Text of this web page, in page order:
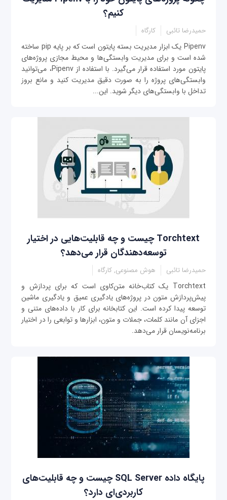
کنیم؟
حمیدرضا تائبی کارگاه
Pipenv یک ابزار مدیریت بسته پایتون است که بر پایه pip ساخته
شده است و برای مدیریت وابستگی‌ها و محیط مجازی پروژه‌های
پایتون مورد استفاده قرار می‌گیرد. با استفاده از Pipenv، می‌توانید
وابستگی‌های پروژه را به صورت دقیق مدیریت کنید و مانع بروز
تداخل با وابستگی‌های دیگر شوید. این...
Torchtext چیست و چه قابلیت‌هایی در اختیار
توسعه‌دهندگان قرار می‌دهد؟
حمیدرضا تائبی هوش مصنوعی, کارگاه
Torchtext یک کتاب‌خانه متن‌کاوی است که برای پردازش و
پیش‌پردازش متون در پروژه‌های یادگیری عمیق و یادگیری ماشین
توسعه پیدا کرده است. این کتابخانه برای کار با داده‌های متنی و
اجزای آن مانند کلمات، جملات و متون، ابزارها و توابعی را در اختیار
برنامه‌نویسان قرار می‌دهد.
پایگاه داده SQL Server چیست و چه قابلیت‌های
کاربردی‌ای دارد؟